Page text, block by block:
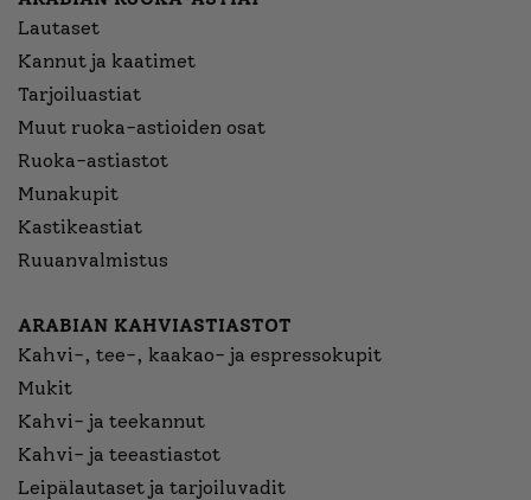
Lautaset
Kannut ja kaatimet
Tarjoiluastiat
Muut ruoka-astioiden osat
Ruoka-astiastot
Munakupit
Kastikeastiat
Ruuanvalmistus
ARABIAN KAHVIASTIASTOT
Kahvi-, tee-, kaakao- ja espressokupit
Mukit
Kahvi- ja teekannut
Kahvi- ja teeastiastot
Leipälautaset ja tarjoiluvadit